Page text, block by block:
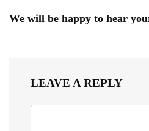
We will be happy to hear
LEAVE A REPLY